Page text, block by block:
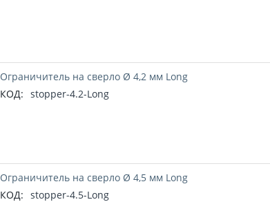
Ограничитель на сверло Ø 4,2 мм Long
КОД: stopper-4.2-Long
Ограничитель на сверло Ø 4,5 мм Long
КОД: stopper-4.5-Long